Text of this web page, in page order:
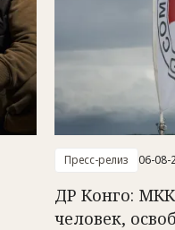
Пресс-релиз 06-08-
ДР Конго:
человек,